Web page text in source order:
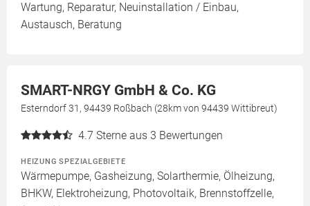
Wartung, Reparatur, Neuinstallation / Einbau,
Austausch, Beratung
SMART-NRGY GmbH & Co. KG
Esterndorf 31, 94439 Roßbach (28km von 94439 Wittibreut)
4.7 Sterne aus 3 Bewertungen
HEIZUNG SPEZIALGEBIETE
Wärmepumpe, Gasheizung, Solarthermie, Ölheizung,
BHKW, Elektroheizung, Photovoltaik, Brennstoffzelle,